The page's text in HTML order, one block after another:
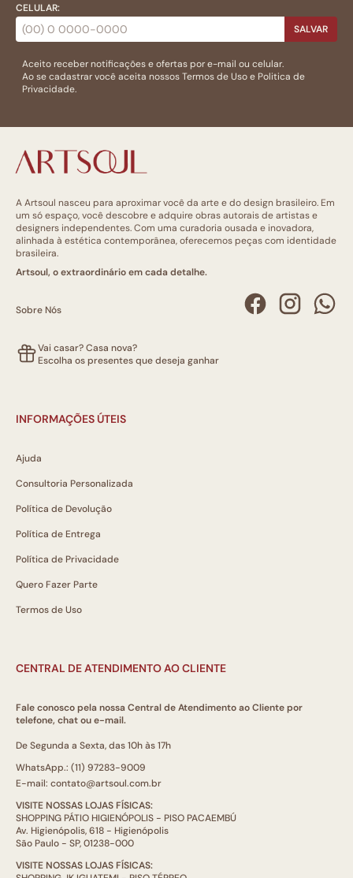
CELULAR:
SALVAR
Aceito receber notificações e ofertas por e-mail ou celular.
Ao se cadastrar você aceita nossosTermos de Usoe Politica de
Privacidade.
A Artsoul nasceu para aproximar você da arte e do design brasileiro. Em
um só espaço, você descobre e adquire obras autorais de artistas e
designers independentes. Com uma curadoria ousada e inovadora,
alinhada à estética contemporânea, oferecemos peças com identidade
brasileira.
Artsoul, o extraordinário em cada detalhe.
Sobre Nós
Vai casar? Casa nova?
Escolha os presentes que deseja ganhar
INFORMAÇÕES ÚTEIS
Ajuda
Consultoria Personalizada
Política de Devolução
Política de Entrega
Política de Privacidade
Quero Fazer Parte
Termos de Uso
CENTRAL DE ATENDIMENTO AO CLIENTE
Fale conosco pela nossa Central de Atendimento ao Cliente por
telefone, chat ou e-mail.
De Segunda a Sexta, das 10h às 17h
WhatsApp.: (11) 97283-9009
E-mail: contato@artsoul.com.br
VISITE NOSSAS LOJAS FÍSICAS:
SHOPPING PÁTIO HIGIENÓPOLIS - PISO PACAEMBÚ
Av. Higienópolis, 618 - Higienópolis
São Paulo - SP, 01238-000
VISITE NOSSAS LOJAS FÍSICAS: